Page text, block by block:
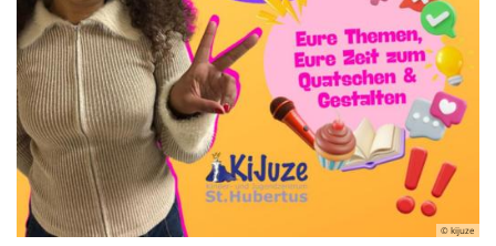
© kijuze